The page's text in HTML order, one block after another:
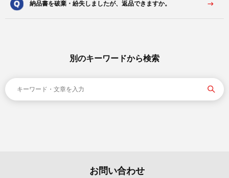
納品書を破棄・紛失しましたが、返品できますか。
別のキーワードから検索
お問い合わせ